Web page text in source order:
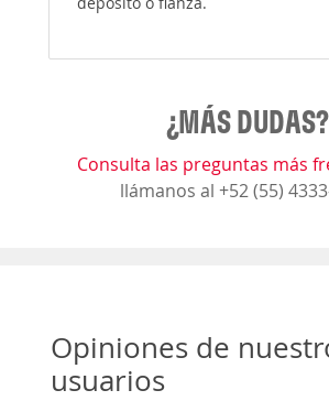
¿MÁS DUDAS?
Consulta las preguntas más
llámanos al +52 (55)
Opiniones de
usuarios